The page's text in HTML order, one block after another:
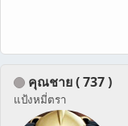
คุณชาย ( 737 )
แป้งหมี่ตรา